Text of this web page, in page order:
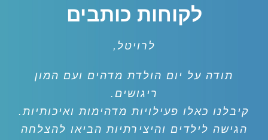
לקוחות כותבים
לרויטל,
תודה על יום הולדת מדהים ועם המון
ריגושים.
קיבלנו כאלו פעילויות מדהימות ואיכותיות.
הגישה לילדים והיצירתיות הביאו להצלחה